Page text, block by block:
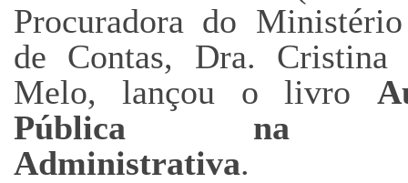
Procuradora do
de Contas, Dra. Cristina
Melo, lançou o livro
Pública na
Administrativa.